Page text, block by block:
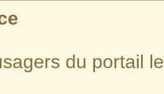
du portail